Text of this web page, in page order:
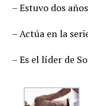
– Estuvo dos
– Actúa en la
– Es el líder de